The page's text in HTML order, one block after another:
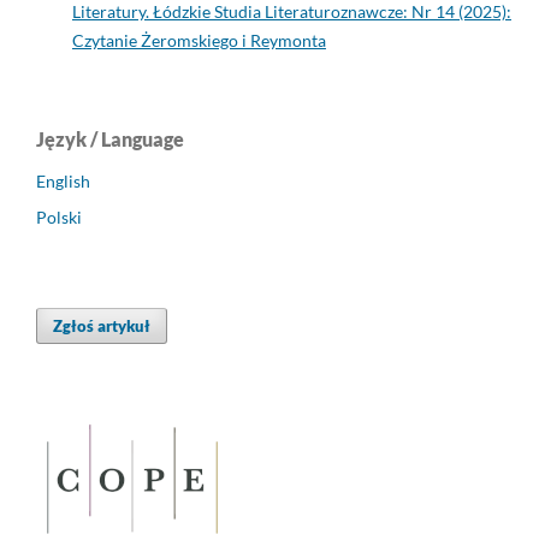
Literatury. Łódzkie Studia Literaturoznawcze: Nr 14 (2025):
Czytanie Żeromskiego i Reymonta
Język / Language
English
Polski
Zgłoś artykuł